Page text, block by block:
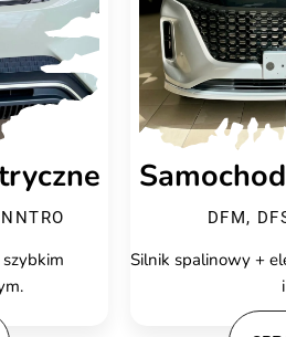
DFM,
Silnik spalinowy +